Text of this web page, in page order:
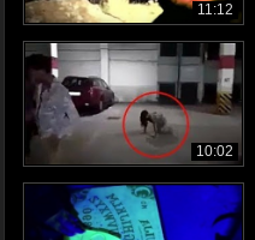
11:12
10:02